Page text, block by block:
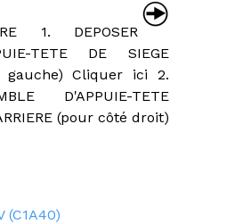
1. DEPOSER
TETE DE SIEGE
gauche) Cliquer ici 2.
D'APPUIE-TETE
(pour côté droit)
(C1A40)